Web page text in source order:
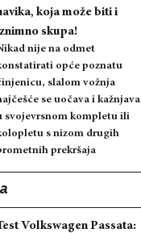
koja može biti i
skupa!
nije na odmet
opće poznatu
slalom vožnja
se uočava i kažnjava
svojevrsnom kompletu ili
s nizom drugih
prekršaja
Volkswagen Passata: